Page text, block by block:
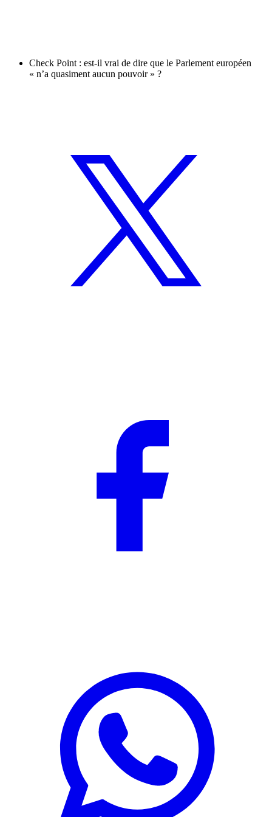
Check Point : est-il vrai de dire que le Parlement européen
« n’a quasiment aucun pouvoir » ?